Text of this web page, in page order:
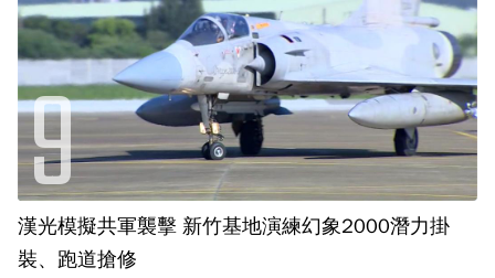
漢光模擬共軍襲擊 新竹基地演練幻象2000潛力掛
裝、跑道搶修